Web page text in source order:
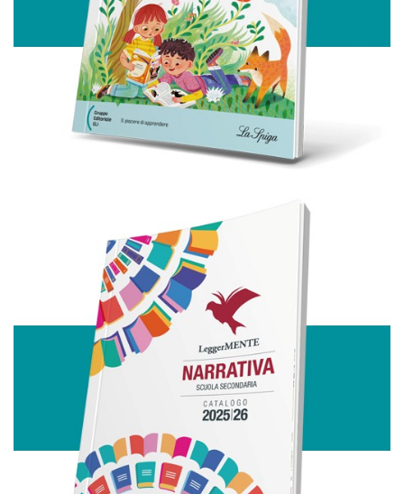
nostri partner che si occupano di analisi dei dati web,
pubblicità e social media, i quali potrebbero combinarle
con altre informazioni che ha fornito loro o che hanno
raccolto dal suo utilizzo dei loro servizi.